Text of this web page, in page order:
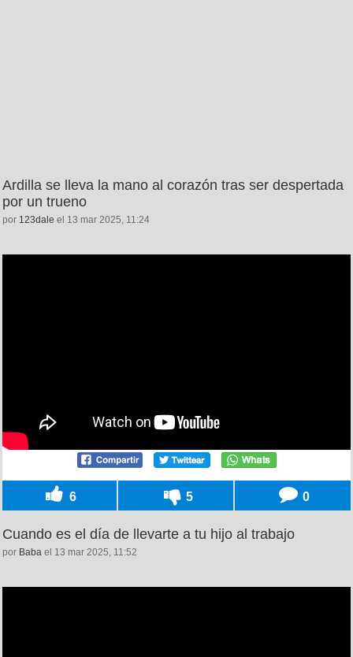
Ardilla se lleva la mano al corazón tras ser despertada
por un trueno
por 123dale el 13 mar 2025, 11:24
6 5 0
Cuando es el día de llevarte a tu hijo al trabajo
por Baba el 13 mar 2025, 11:52